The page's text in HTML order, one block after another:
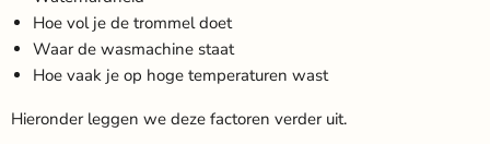
Hoe vol je de trommel doet
Waar de wasmachine staat
Hoe vaak je op hoge temperaturen wast
Hieronder leggen we deze factoren verder uit.